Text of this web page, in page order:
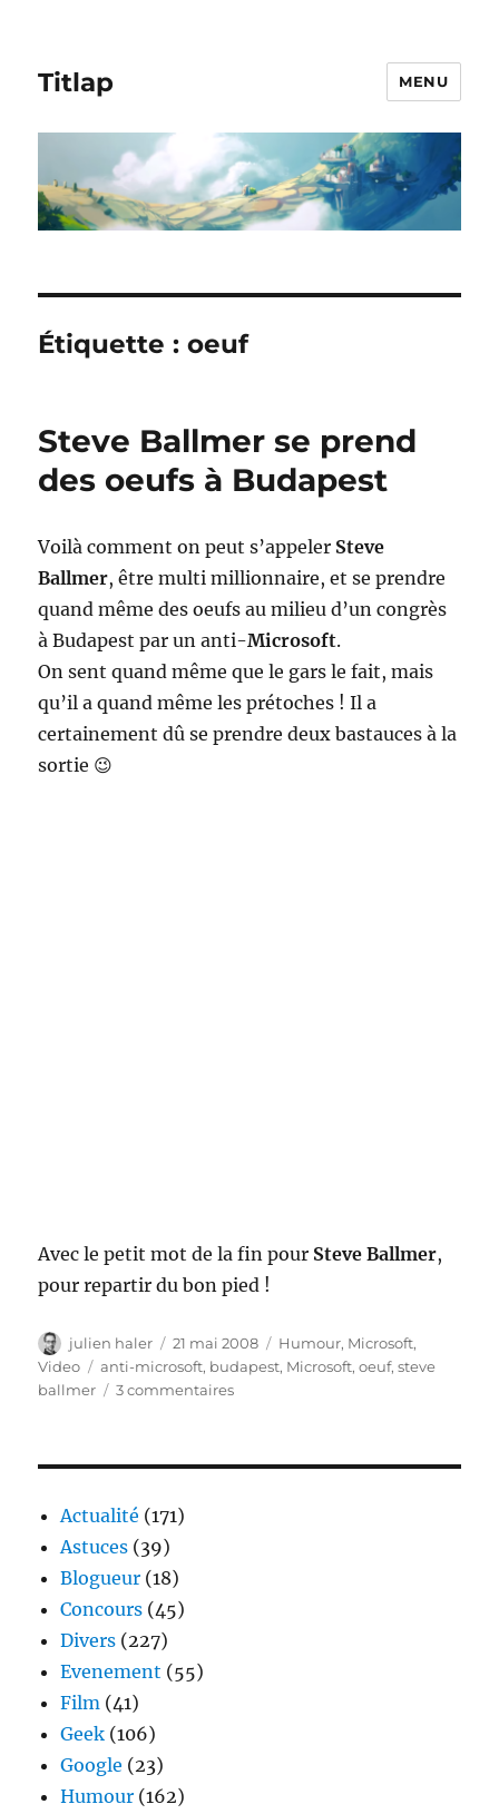
Titlap MENU
Étiquette :oeuf
Steve Ballmer se prend
des oeufs à Budapest
Voilà comment on peut s’appeler Steve
Ballmer, être multi millionnaire, et se prendre
quand même des oeufs au milieu d’un congrès
à Budapest par un anti-Microsoft.
On sent quand même que le gars le fait, mais
qu’il a quand même les prétoches ! Il a
certainement dû se prendre deux bastauces à la
sortie 😉
Avec le petit mot de la fin pour Steve Ballmer,
pour repartir du bon pied !
Auteur
julien haler
Publié
le
21 mai 2008 Catégories
Humour, Microsoft,
Video
Étiquettes
anti-microsoft, budapest, Microsoft,oeuf,steve
ballmer
3 commentairessur
Actualité (171)
Astuces (39)
Blogueur (18)
Concours (45)
Divers (227)
Evenement (55)
Film (41)
Geek (106)
Google (23)
Humour (162)